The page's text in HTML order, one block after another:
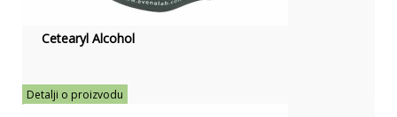
Cetearyl Alcohol
Detalji o proizvodu